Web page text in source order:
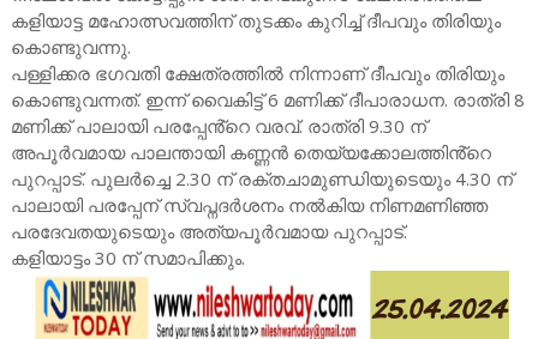
കളിയാട്ട മഹോത്സവത്തിന് തുടക്കം കുറിച്ച് ദീപവും തിരിയും
കൊണ്ടുവന്നു.
പള്ളിക്കര ഭഗവതി ക്ഷേത്രത്തിൽ നിന്നാണ് ദീപവും തിരിയും
കൊണ്ടുവന്നത്. ഇന്ന് വൈകിട്ട് 6 മണിക്ക് ദീപാരാധന. രാത്രി 8
മണിക്ക് പാലായി പരപ്പേൻ്റെ വരവ്. രാത്രി 9.30 ന്
അപൂർവമായ പാലന്തായി കണ്ണൻ തെയ്യക്കോലത്തിൻ്റെ
പുറപ്പാട്. പുലർച്ചെ 2.30 ന് രക്തചാമുണ്ഡിയുടെയും 4.30 ന്
പാലായി പരപ്പേന് സ്വപ്നദർശനം നൽകിയ നിണമണിഞ്ഞ
പരദേവതയുടെയും അത്യപൂർവമായ പുറപ്പാട്.
കളിയാട്ടം 30 ന് സമാപിക്കും.